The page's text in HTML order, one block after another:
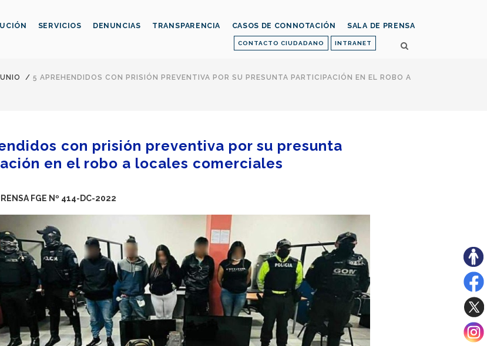
CONTACTO CIUDADANO INTRANET
SERVICIOS DENUNCIAS TRANSPARENCIA CASOS DE CONNOTACIÓN SALA DE PRENSA
/ 5 APREHENDIDOS CON PRISIÓN PREVENTIVA POR SU PRESUNTA PARTICIPACIÓN EN EL ROBO A
con prisión preventiva por su presunta
en el robo a locales comerciales
FGE Nº 414-DC-2022